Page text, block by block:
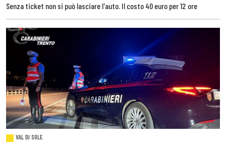
Senza ticket non si può lasciare l'auto. Il costo 40 euro per 12 ore
VAL DI SOLE